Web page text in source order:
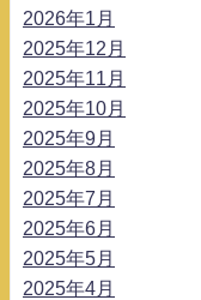
2026年1月
2025年12月
2025年11月
2025年10月
2025年9月
2025年8月
2025年7月
2025年6月
2025年5月
2025年4月